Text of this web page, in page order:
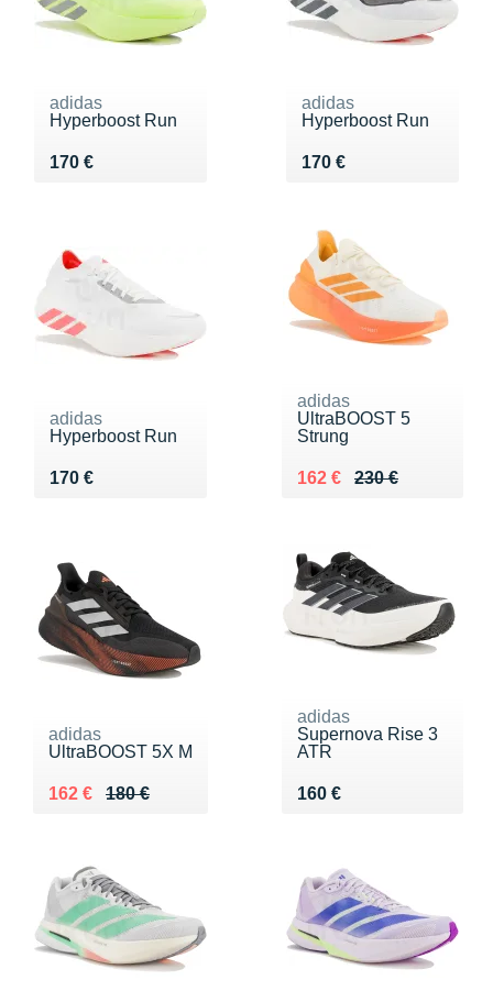
adidas
Hyperboost Run
170 €
Vendu 170 €
adidas
Hyperboost Run
170 €
Vendu 170 €
adidas
Hyperboost Run
170 €
Vendu 170 €
adidas
UltraBOOST 5
Strung
230 €
Au lieu de 230 €
162 €
Vendu 162 €
adidas
UltraBOOST 5X M
180 €
Au lieu de 180 €
162 €
Vendu 162 €
adidas
Supernova Rise 3
ATR
160 €
Vendu 160 €